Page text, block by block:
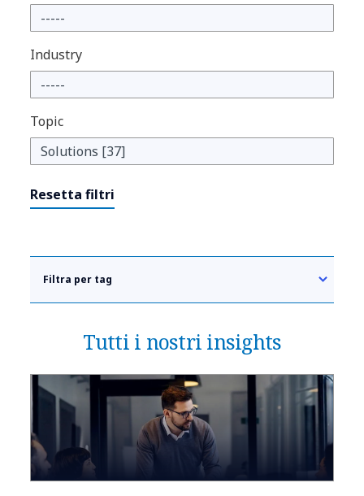
Industry
Topic
Resetta filtri
Filtra per tag
Tutti i nostri insights